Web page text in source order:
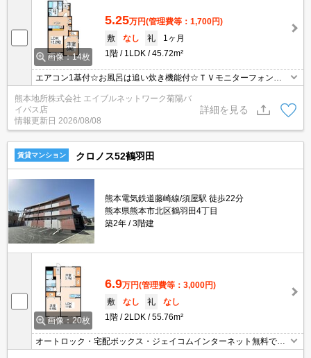
画像：14枚
5.25万円(管理費等：1,700円)
敷
なし 礼
1ヶ月
1階
1LDK 45.72m²
エアコン1基付☆お風呂は追い炊き機能付☆ＴＶモニターフォン付
熊本地所株式会社 エイブルネットワーク菊陽バ
イパス店
情報更新日 2026/08/08
詳細を見る
賃貸マンション クロノス52鶴羽田
熊本電気鉄道藤崎線/須屋駅 徒歩22分
熊本県熊本市北区鶴羽田4丁目
築2年
3階建
画像：20枚
6.9万円(管理費等：3,000円)
敷
なし 礼
なし
1階
2LDK 55.76m²
オートロック・宅配ボックス・ジェイコムインターネット無料で